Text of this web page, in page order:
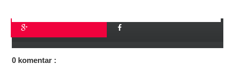
0 komentar :